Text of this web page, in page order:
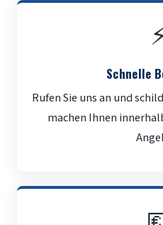
Schnelle
Rufen Sie uns an und
machen Ihnen